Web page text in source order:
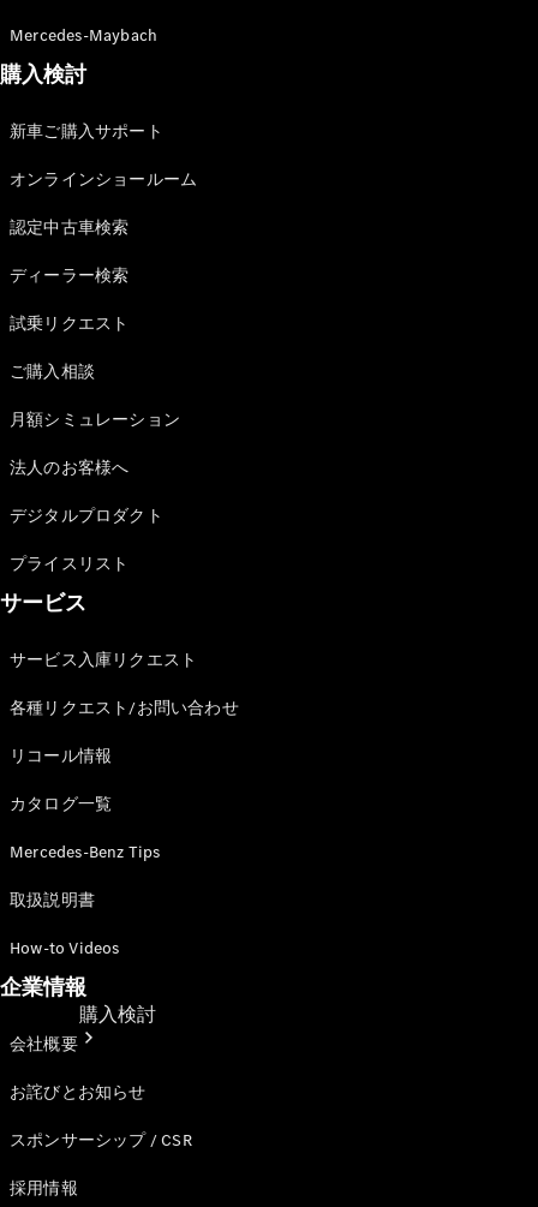
試乗リクエ
スト
オンライン
ム
V-Class
スト
ショールー
ム
試乗リクエスト
オンラインショールーム
購入検討
Mercedes-Maybach
購入検討
新車ご購入サポート
オンラインショールーム
認定中古車検索
ディーラー検索
試乗リクエスト
ご購入相談
月額シミュレーション
法人のお客様へ
デジタルプロダクト
プライスリスト
サービス
サービス入庫リクエスト
各種リクエスト/お問い合わせ
リコール情報
カタログ一覧
Mercedes-Benz Tips
取扱説明書
How-to Videos
企業情報
会社概要
お詫びとお知らせ
スポンサーシップ / CSR
採用情報